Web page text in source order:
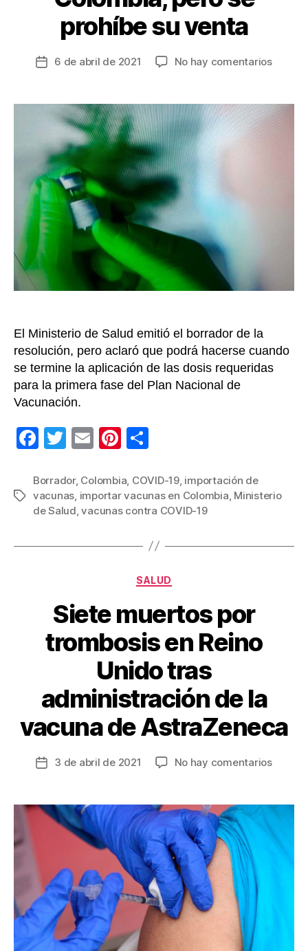
prohíbe su venta
Fecha
entrada
6 de abril de 2021 No hay comentariosen
realizar
de
su
El Ministerio de Salud emitió el borrador de la
resolución, pero aclaró que podrá hacerse cuando
se termine la aplicación de las dosis requeridas
para la primera fase del Plan Nacional de
Vacunación.
F
c
e
o
T
tt
er
E
ail
Pi
er
e
m
p
tir
Etiquetas
Borrador, Colombia, COVID-19, importación de
vacunas, importar vacunas en Colombia, Ministerio
de Salud,vacunas contra COVID-19
Categorías
SALUD
Siete muertos por
trombosis en Reino
Unido tras
administración de la
vacuna de AstraZeneca
Fecha
entrada
3 de abril de 2021 No hay comentariosen
por
en
Reino
Unido